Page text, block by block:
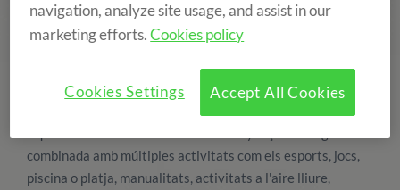
combinada amb múltiples activitats com els esports, jocs,
piscina o platja, manualitats, activitats a l'aire lliure,
navigation, analyze site usage, and assist in our
marketing efforts.Cookies policy
Accept All Cookies
Cookies Settings